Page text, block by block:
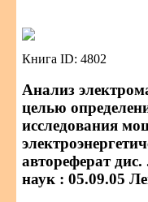
Книга ID: 4802
Анализ
целью
исследования
автореферат
наук : 05.09.05